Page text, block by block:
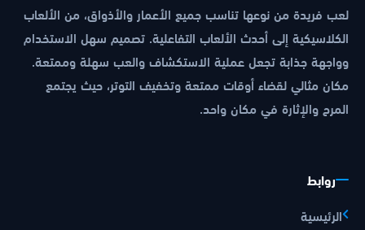
لعب فريدة من نوعها تناسب جميع الأعمار والأذواق، من الألعاب
الكلاسيكية إلى أحدث الألعاب التفاعلية. تصميم سهل الاستخدام
وواجهة جذابة تجعل عملية الاستكشاف والعب سهلة وممتعة.
مكان مثالي لقضاء أوقات ممتعة وتخفيف التوتر، حيث يجتمع
المرح والإثارة في مكان واحد.
روابط
الرئيسية